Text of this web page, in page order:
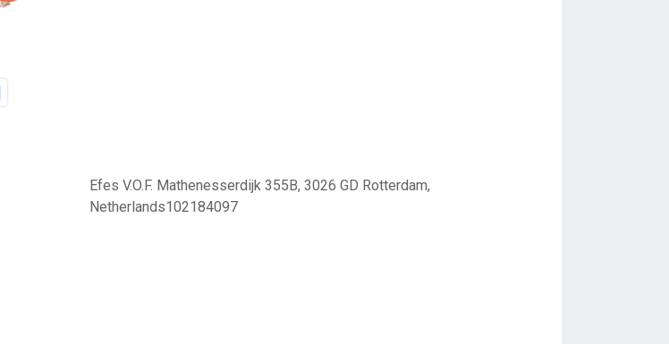
Efes V.O.F. Mathenesserdijk 355B, 3026 GD Rotterdam,
Netherlands102184097